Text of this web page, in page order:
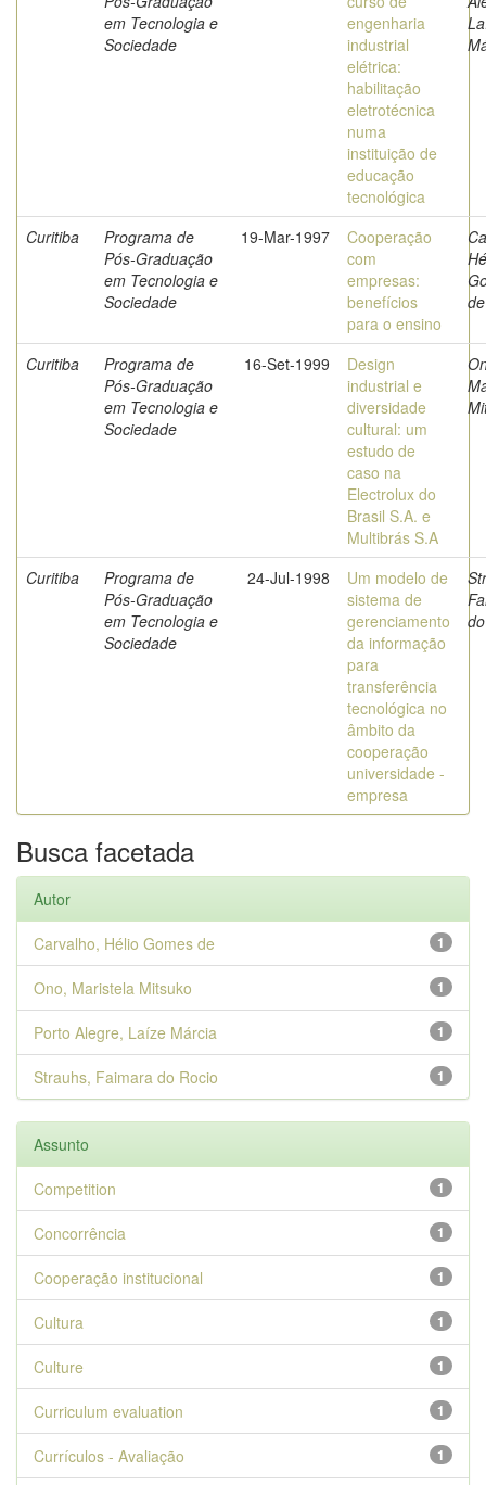
em Tecnologia e
Sociedade
engenharia
industrial
elétrica:
habilitação
eletrotécnica
numa
instituição de
educação
tecnológica
Curitiba
Programa de
Pós-Graduação
em Tecnologia e
Sociedade
19-Mar-1997
Cooperação
com
empresas:
benefícios
para o ensino
de
Curitiba
Programa de
Pós-Graduação
em Tecnologia e
Sociedade
16-Set-1999
Design
industrial e
diversidade
cultural: um
estudo de
caso na
Electrolux do
Brasil S.A. e
Multibrás S.A
Curitiba
Programa de
Pós-Graduação
em Tecnologia e
Sociedade
24-Jul-1998
Um modelo de
sistema de
gerenciamento
da informação
para
transferência
tecnológica no
âmbito da
cooperação
universidade -
empresa
Busca facetada
Autor
1
Carvalho, Hélio Gomes de
1
Ono, Maristela Mitsuko
1
Porto Alegre, Laíze Márcia
1
Strauhs, Faimara do Rocio
Assunto
1
Competition
1
Concorrência
1
Cooperação institucional
1
Cultura
1
Culture
1
Curriculum evaluation
1
Currículos - Avaliação